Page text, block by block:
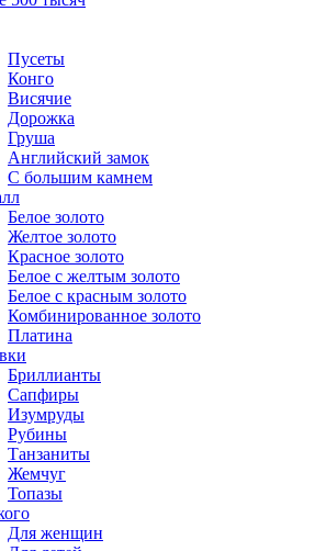
Пусеты
Конго
Висячие
Дорожка
Груша
Английский замок
С большим камнем
Белое золото
Желтое золото
Красное золото
Белое с желтым золото
Белое с красным золото
Комбинированное золото
Платина
Бриллианты
Сапфиры
Изумруды
Рубины
Танзаниты
Жемчуг
Топазы
Для женщин